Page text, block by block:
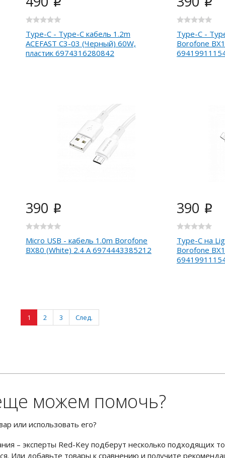
i
Type-C - Type-C кабель 1.2m
ACEFAST C3-03 (Черный) 60W,
пластик 6974316280842
i
Type-C -
Borofone
390 i
Micro USB - кабель 1.0m Borofone
BX80 (White) 2.4 А 6974443385212
390 i
Type-C на
Borofone
1 2 3 След.
можем помочь?
или использовать его?
– эксперты Red-Key подберут несколько подходящих
Или добавьте товары к сравнению и получите